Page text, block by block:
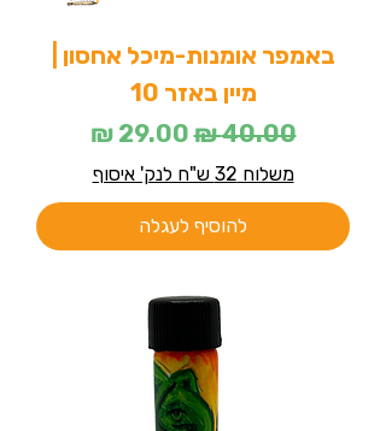
באמפר אומנות-מיכל אחסון |
מיין באזר 10
מחיר רגיל‏40.00 ‏₪ מחיר מבצע
משלוח 32 ש"ח לנק' איסוף
להוסיף לעגלה